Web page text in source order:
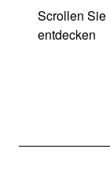
Scrollen Sie
entdecken